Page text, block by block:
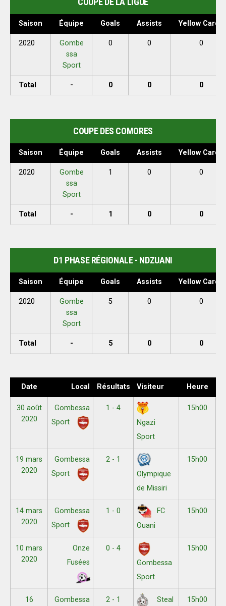
Saison Équipe Goals Assists Yellow Cards
2020
Gombe
ssa
Sport
0 0 0
Total - 0 0 0
COUPE DES COMORES
Saison Équipe Goals Assists Yellow Cards
2020
Gombe
ssa
Sport
1 0 0
Total - 1 0 0
D1 PHASE RÉGIONALE - NDZUANI
Saison Équipe Goals Assists Yellow Cards
2020
Gombe
ssa
Sport
5 0 0
Total - 5 0 0
Date Local Résultats Visiteur Heure
30 août
2020
Gombessa
Sport
1 - 4
Ngazi
Sport
15h00
19 mars
2020
Gombessa
Sport
2 - 1
Olympique
de Missiri
15h00
14 mars
2020
Gombessa
Sport
1 - 0
FC
Ouani
15h00
10 mars
2020
Onze
Fusées
0 - 4
Gombessa
Sport
15h00
16
Gombessa
2 - 1
Steal
15h00